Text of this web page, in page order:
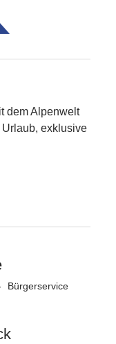
dem Alpenwelt
Urlaub, exklusive
Bürgerservice